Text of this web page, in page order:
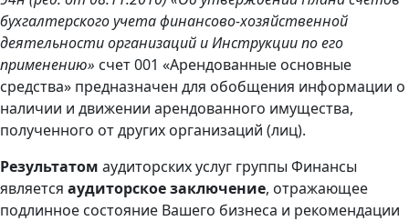
бухгалтерского учета финансово-хозяйственной
деятельности организаций и Инструкции по его
применению» счет 001 «Арендованные основные
средства» предназначен для обобщения информации о
наличии и движении арендованного имущества,
полученного от других организаций (лиц).
Результатом аудиторских услуг группы Финансы
является аудиторское заключение, отражающее
подлинное состояние Вашего бизнеса и рекомендации